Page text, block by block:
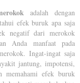
adalah dengan
efek buruk apa saja
negatif dari merokok
Anda manfaat pada
Ingat-ingat saja
jantung, impotensi,
memahami efek buruk